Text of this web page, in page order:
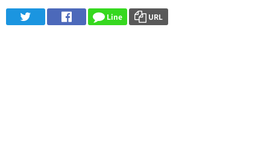
Line URL